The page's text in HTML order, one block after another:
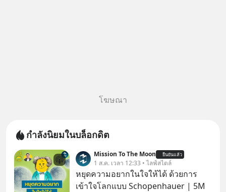
โฆษณา
กำลังนิยมในบล็อกดิต
Mission To The Moon ยืนยันแล้ว
1 ส.ค. เวลา 12:33 • ไลฟ์สไตล์
หยุดความอยากในใจให้ได้ ด้วยการ
เข้าใจโลกแบบ Schopenhauer | 5M